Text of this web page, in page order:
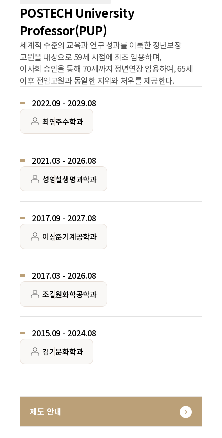
POSTECH University
Professor(PUP)
세계적 수준의 교육과 연구 성과를 이룩한 정년보장
교원을 대상으로 59세 시점에 최초 임용하며,
이사회 승인을 통해 70세까지 정년연장 임용하여, 65세
이후 전임교원과 동일한 지위와 처우를 제공한다.
2022.09 - 2029.08
최영주수학과
2021.03 - 2026.08
성영철생명과학과
2017.09 - 2027.08
이상준기계공학과
2017.03 - 2026.08
조길원화학공학과
2015.09 - 2024.08
김기문화학과
제도 안내